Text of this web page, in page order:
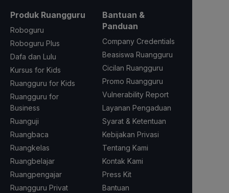
Produk Ruangguru
Roboguru
Roboguru Plus
Dafa dan Lulu
Kursus for Kids
Ruangguru for Kids
Ruangguru for
Business
Ruanguji
Ruangbaca
Ruangkelas
Ruangbelajar
Ruangpengajar
Ruangguru Privat
Bantuan &
Panduan
Company Credentials
Beasiswa Ruangguru
Cicilan Ruangguru
Promo Ruangguru
Vulnerability Report
Layanan Pengaduan
Syarat & Ketentuan
Kebijakan Privasi
Tentang Kami
Kontak Kami
Press Kit
Bantuan